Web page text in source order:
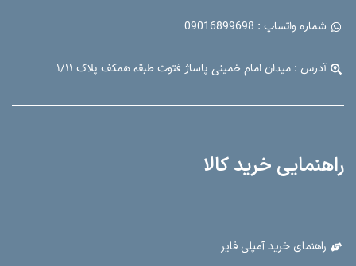
شماره واتساپ : 09016899698
آدرس : میدان امام خمینی پاساژ فتوت طبقه همکف پلاک ۱/۱۱
راهنمایی خرید کالا
راهنمای خرید آمپلی فایر